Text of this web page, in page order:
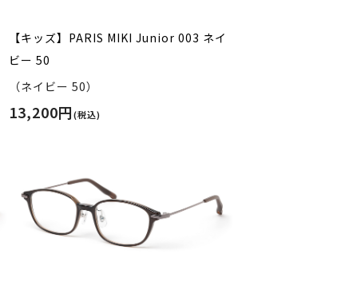
【キッズ】PARIS MIKI Junior 003 ネイ
ビー 50
（ネイビー 50）
13,200円(税込)